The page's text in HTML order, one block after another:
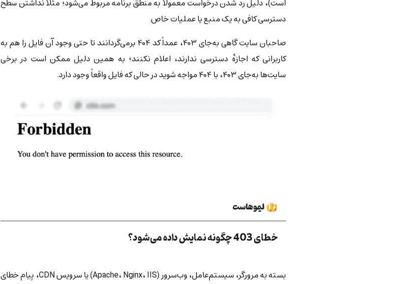
است)، دلیل رد شدن درخواست معمولاً به منطق برنامه مربوط می‌شود؛ مثلاً نداشتن سطح
دسترسی کافی به یک منبع یا عملیات خاص.
صاحبان سایت گاهی به‌جای ۴۰۳، عمداً کد ۴۰۴ برمی‌گردانند تا حتی وجود آن فایل را هم به
کاربرانی که اجازهٔ دسترسی ندارند، اعلام نکنند؛ به همین دلیل ممکن است در برخی
سایت‌ها به‌جای ۴۰۳، با ۴۰۴ مواجه شوید در حالی که فایل واقعاً وجود دارد.
خطای 403 چگونه نمایش داده می‌شود؟
بسته به مرورگر، سیستم‌عامل، وب‌سرور (Apache، Nginx، IIS) یا سرویس CDN، پیام خطای